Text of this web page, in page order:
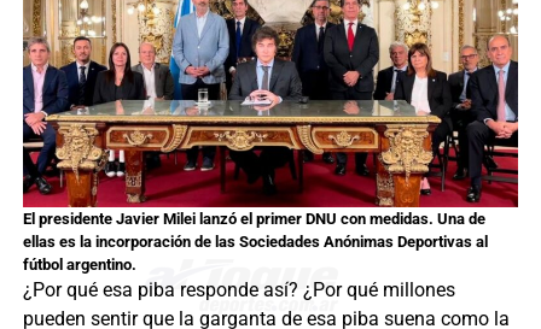
El presidente Javier Milei lanzó el primer DNU con medidas. Una de
ellas es la incorporación de las Sociedades Anónimas Deportivas al
fútbol argentino.
¿Por qué esa piba responde así? ¿Por qué millones
pueden sentir que la garganta de esa piba suena como la